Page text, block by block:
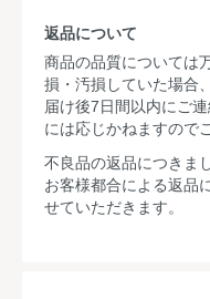
返品について
商品の品質については
損・汚損していた場合
届け後7日間以内にご
には応じかねますので
不良品の返品につきま
お客様都合による返品
せていただきます。